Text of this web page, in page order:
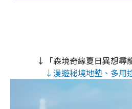
↓「森境奇緣夏日異想尋
↓漫遊秘境地墊、多用